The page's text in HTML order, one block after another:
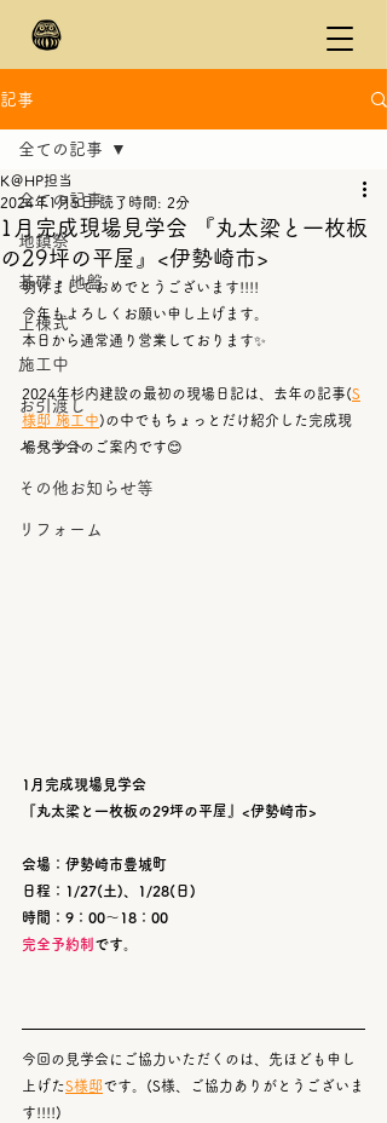
記事
全ての記事
地鎮祭
基礎・地盤
上棟式
施工中
お引渡し
イベント
その他お知らせ等
リフォーム
全ての記事
1月完成現場見学会 『丸太梁と一枚板
の29坪の平屋』<伊勢崎市>
K＠HP担当
2024年1月5日 読了時間: 2分
明けましておめでとうございます!!!!
今年もよろしくお願い申し上げます。
本日から通常通り営業しております✨
2024年杉内建設の最初の現場日記は、去年の記事(S
様邸 施工中)の中でもちょっとだけ紹介した完成現
場見学会のご案内です😊
1月完成現場見学会
『丸太梁と一枚板の29坪の平屋』<伊勢崎市>
会場：伊勢崎市豊城町
日程：1/27(土)、1/28(日)
時間：9：00～18：00
完全予約制 です。
今回の見学会にご協力いただくのは、先ほども申し
上げたS様邸です。(S様、ご協力ありがとうございま
す!!!!)